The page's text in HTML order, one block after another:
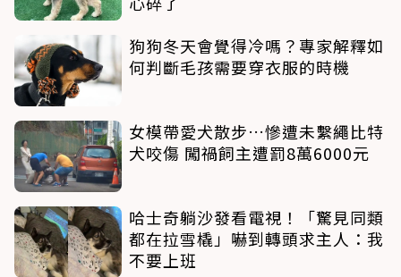
狗狗冬天會覺得冷嗎？專家解釋如
何判斷毛孩需要穿衣服的時機
女模帶愛犬散步…慘遭未繫繩比特
犬咬傷 闖禍飼主遭罰8萬6000元
哈士奇躺沙發看電視！「驚見同類
都在拉雪橇」嚇到轉頭求主人：我
不要上班